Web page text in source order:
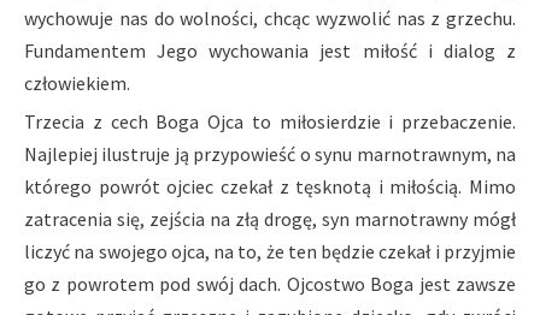
wychowuje nas do wolności, chcąc wyzwolić nas z grzechu.
Fundamentem Jego wychowania jest miłość i dialog z
człowiekiem.
Trzecia z cech Boga Ojca to miłosierdzie i przebaczenie.
Najlepiej ilustruje ją przypowieść o synu marnotrawnym, na
którego powrót ojciec czekał z tęsknotą i miłością. Mimo
zatracenia się, zejścia na złą drogę, syn marnotrawny mógł
liczyć na swojego ojca, na to, że ten będzie czekał i przyjmie
go z powrotem pod swój dach. Ojcostwo Boga jest zawsze